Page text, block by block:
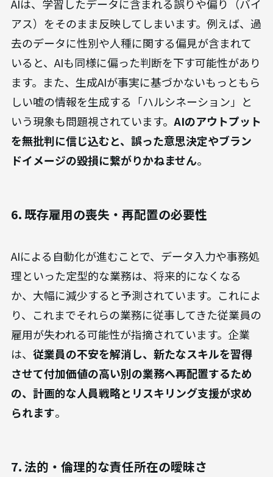
AIは、学習したデータに含まれる誤りや偏り（バイ
アス）をそのまま反映してしまいます。例えば、過
去のデータに性別や人種に関する偏見が含まれて
いると、AIも同様に偏った判断を下す可能性があり
ます。また、生成AIが事実に基づかないもっともら
しい嘘の情報を生成する「ハルシネーション」と
いう現象も問題視されています。 AIのアウトプット
を無批判に信じ込むと、誤った意思決定やブラン
ドイメージの毀損に繋がりかねません。
6. 既存雇用の喪失・再配置の必要性
AIによる自動化が進むことで、データ入力や事務処
理といった定型的な業務は、将来的になくなる
か、大幅に減少すると予測されています。これによ
り、これまでそれらの業務に従事してきた従業員の
雇用が失われる可能性が指摘されています。企業
は、 従業員の不安を解消し、新たなスキルを習得
させて付加価値の高い別の業務へ再配置するため
の、計画的な人員戦略とリスキリング支援が求め
られます。
7. 法的・倫理的な責任所在の曖昧さ